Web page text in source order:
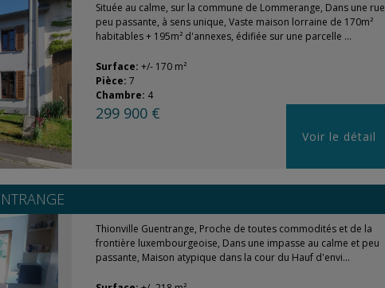
Située au calme, sur la commune de Lommerange, Dans une rue
peu passante, à sens unique, Vaste maison lorraine de 170m²
habitables + 195m² d'annexes, édifiée sur une parcelle ...
Surface: +/- 170 m²
Pièce: 7
Chambre: 4
299 900 €
Voir le détail
Thionville Guentrange, Proche de toutes commodités et de la
frontière luxembourgeoise, Dans une impasse au calme et peu
passante, Maison atypique dans la cour du Hauf d'envi...